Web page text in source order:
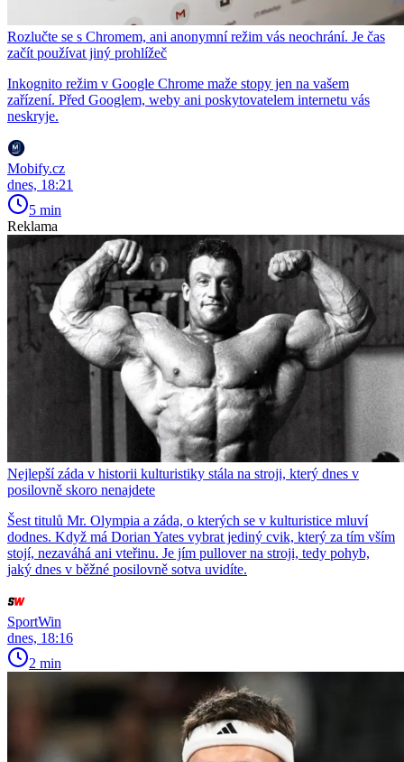
Rozlučte se s Chromem, ani anonymní režim vás neochrání. Je čas
začít používat jiný prohlížeč
Inkognito režim v Google Chrome maže stopy jen na vašem
zařízení. Před Googlem, weby ani poskytovatelem internetu vás
neskryje.
Mobify.cz
dnes, 18:21
5 min
Reklama
Nejlepší záda v historii kulturistiky stála na stroji, který dnes v
posilovně skoro nenajdete
Šest titulů Mr. Olympia a záda, o kterých se v kulturistice mluví
dodnes. Když má Dorian Yates vybrat jediný cvik, který za tím vším
stojí, nezaváhá ani vteřinu. Je jím pullover na stroji, tedy pohyb,
jaký dnes v běžné posilovně sotva uvidíte.
SportWin
dnes, 18:16
2 min